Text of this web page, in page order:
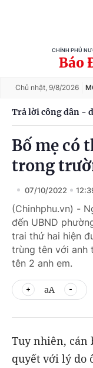
CHÍNH PHỦ
Báo
Chủ nhật, 9/8/2026
Trả lời công dân -
Bố mẹ có
trong
07/10/2022
(Chinhphu.vn) -
đến UBND
trai thứ hai hiện
trùng tên với anh
tên 2 anh em.
aA
Tuy nhiên, cán
quyết với lý do